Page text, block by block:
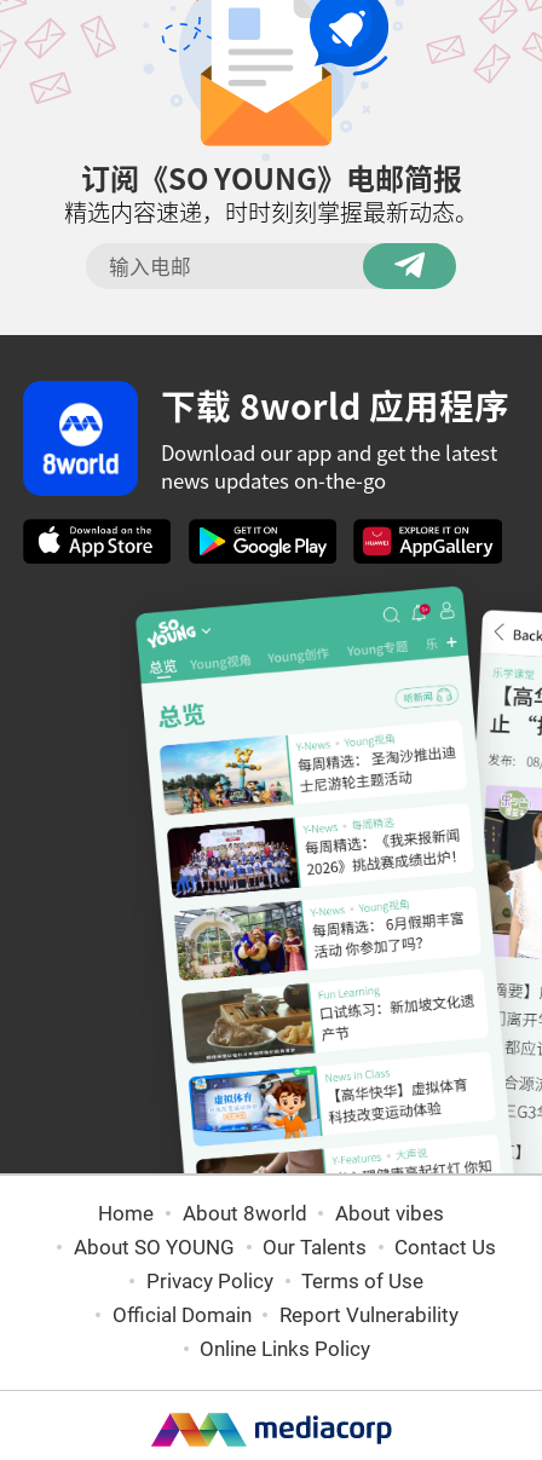
订阅《SO YOUNG》电邮简报
精选内容速递，时时刻刻掌握最新动态。
下载 8world 应用程序
Download our app and get the latest
news updates on-the-go
Home About 8world
About vibes
About SO YOUNG
Our Talents
Contact Us
Privacy Policy
Terms of Use
Official Domain
Report Vulnerability
Online Links Policy